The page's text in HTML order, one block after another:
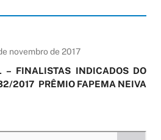
novembro de 2017
– FINALISTAS INDICADOS DO
2017 PRÊMIO FAPEMA NEIVA